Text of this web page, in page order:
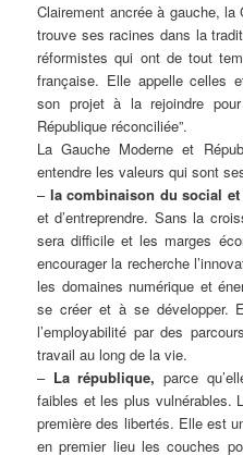
Clairement ancrée à gauche, la
trouve ses racines dans la
réformistes qui ont de tout
française. Elle appelle celles
son projet à la rejoindre
République réconciliée”.
La Gauche Moderne et
entendre les valeurs qui sont
– la combinaison du social
et d’entreprendre. Sans la
sera difficile et les marges
encourager la recherche
les domaines numérique et
se créer et à se développer.
l’employabilité par des
travail au long de la vie.
–La république, parce
faibles et les plus vulnérables.
première des libertés. Elle est
en premier lieu les couches